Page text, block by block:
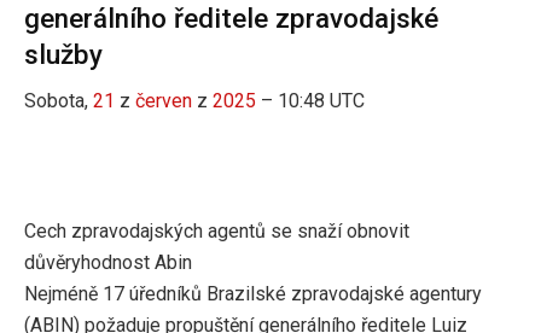
generálního ředitele zpravodajské
služby
Sobota, 21 z červen z 2025 – 10:48 UTC
Cech zpravodajských agentů se snaží obnovit
důvěryhodnost Abin
Nejméně 17 úředníků Brazilské zpravodajské agentury
(ABIN) požaduje propuštění generálního ředitele Luiz